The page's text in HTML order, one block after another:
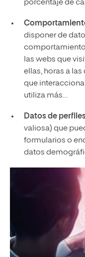
porcentaje de
disponer de
las webs que
ellas, horas a
que
utiliza más…
Datos de
valiosa) que
formularios o
datos